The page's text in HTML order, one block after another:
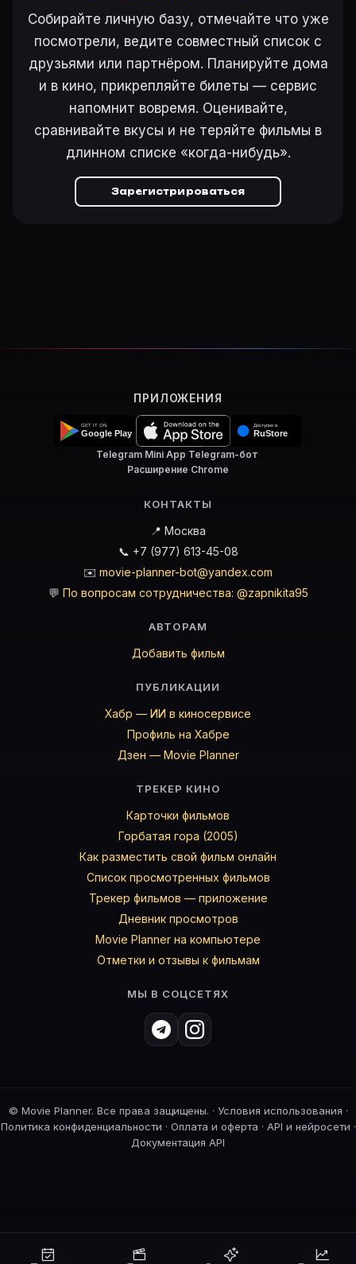
Собирайте личную базу, отмечайте что уже
посмотрели, ведите совместный список с
друзьями или партнёром. Планируйте дома
и в кино, прикрепляйте билеты — сервис
напомнит вовремя. Оценивайте,
сравнивайте вкусы и не теряйте фильмы в
длинном списке «когда-нибудь».
Зарегистрироваться
ПРИЛОЖЕНИЯ
Telegram Mini App·Telegram-бот·
Расширение Chrome
КОНТАКТЫ
📍 Москва
📞 +7 (977) 613-45-08
✉️ movie-planner-bot@yandex.com
💬 По вопросам сотрудничества: @zapnikita95
АВТОРАМ
Добавить фильм
ПУБЛИКАЦИИ
Хабр — ИИ в киносервисе
Профиль на Хабре
Дзен — Movie Planner
ТРЕКЕР КИНО
Карточки фильмов
Горбатая гора (2005)
Как разместить свой фильм онлайн
Список просмотренных фильмов
Трекер фильмов — приложение
Дневник просмотров
Movie Planner на компьютере
Отметки и отзывы к фильмам
МЫ В СОЦСЕТЯХ
© Movie Planner. Все права защищены. · Условия использования ·
Политика конфиденциальности · Оплата и оферта · API и нейросети ·
Документация API